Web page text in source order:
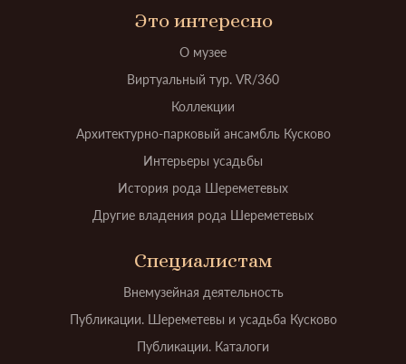
Это интересно
О музее
Виртуальный тур. VR/360
Коллекции
Архитектурно-парковый ансамбль Кусково
Интерьеры усадьбы
История рода Шереметевых
Другие владения рода Шереметевых
Специалистам
Внемузейная деятельность
Публикации. Шереметевы и усадьба Кусково
Публикации. Каталоги